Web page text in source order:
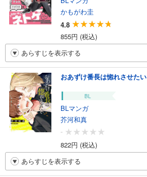
かもがわ圭
4.8
855円 (税込)
あらすじを表示する
おあずけ番長は惚れさせたい
BL
BLマンガ
芥河和真
-
822円 (税込)
あらすじを表示する